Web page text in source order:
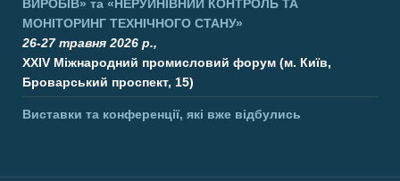
ВИРОБІВ» та «НЕРУЙНІВНИЙ КОНТРОЛЬ ТА
МОНІТОРИНГ ТЕХНІЧНОГО СТАНУ»
26-27 травня 2026 р.,
XXIV Міжнародний промисловий форум (м. Київ,
Броварський проспект, 15)
Виставки та конференції, які вже відбулись